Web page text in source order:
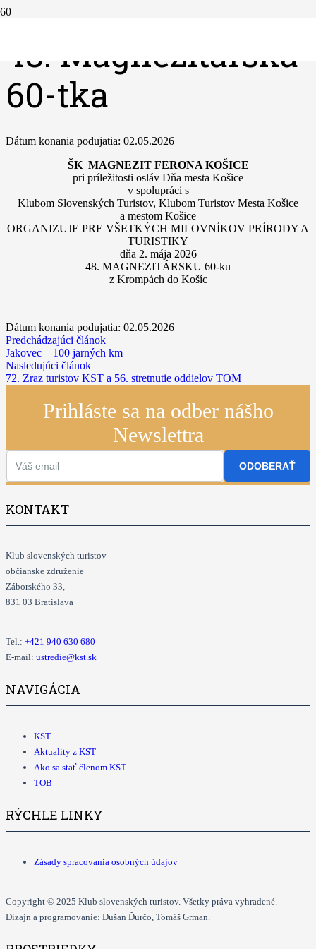
48. Magnezitárska
60-tka
Dátum konania podujatia: 02.05.2026
ŠK MAGNEZIT FERONA KOŠICE
pri príležitosti osláv Dňa mesta Košice
v spolupráci s
Klubom Slovenských Turistov, Klubom Turistov Mesta Košice
a mestom Košice
ORGANIZUJE PRE VŠETKÝCH MILOVNÍKOV PRÍRODY A
TURISTIKY
dňa 2. mája 2026
48. MAGNEZITÁRSKU 60-ku
z Krompách do Košíc
Dátum konania podujatia: 02.05.2026
Predchádzajúci článok
Jakovec – 100 jarných km
Nasledujúci článok
72. Zraz turistov KST a 56. stretnutie oddielov TOM
Prihláste sa na odber nášho
Newslettra
ODOBERAŤ
KONTAKT
Klub slovenských turistov
občianske združenie
Záborského 33,
831 03 Bratislava
Tel.: +421 940 630 680
E-mail: ustredie@kst.sk
NAVIGÁCIA
KST
Aktuality z KST
Ako sa stať členom KST
TOB
RÝCHLE LINKY
Zásady spracovania osobných údajov
Copyright © 2025 Klub slovenských turistov. Všetky práva vyhradené.
Dizajn a programovanie: Dušan Ďurčo, Tomáš Grman.